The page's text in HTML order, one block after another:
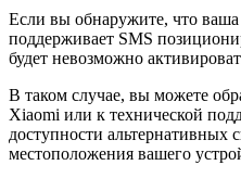
Если вы обнаружите, что
поддерживает SMS
будет невозможно
В таком случае, вы можете
Xiaomi или к технической
доступности альтернативных
местоположения вашего